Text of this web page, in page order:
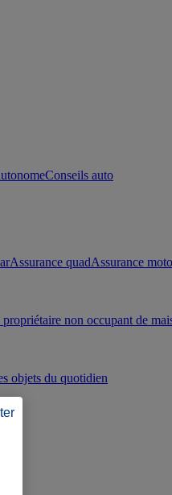
Conseils auto
Assurance quadAssurance
propriétaire non occupant de
objets du quotidien